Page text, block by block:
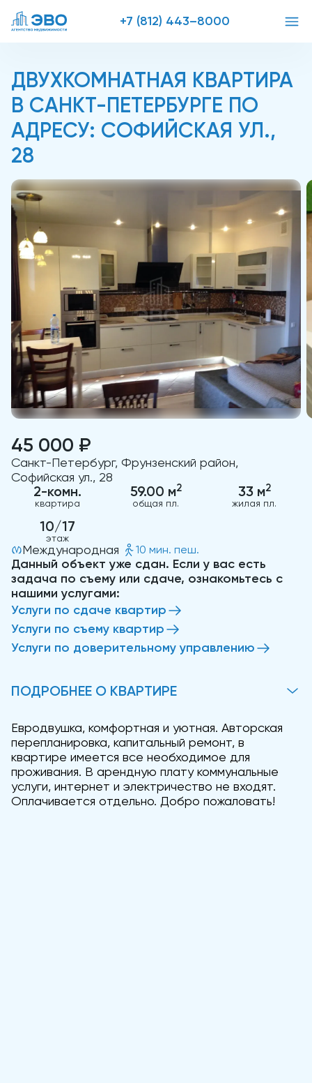
+7 (812) 443–8000
ДВУХКОМНАТНАЯ КВАРТИРА
В САНКТ-ПЕТЕРБУРГЕ ПО
АДРЕСУ: СОФИЙСКАЯ УЛ.,
28
45 000 ₽
Санкт-Петербург, Фрунзенский район,
Софийская ул., 28
2-комн.
квартира
59.00 м2
общая пл.
33 м2
жилая пл.
10/17
этаж
Международная 10 мин. пеш.
Данный объект уже сдан. Если у вас есть
задача по съему или сдаче, ознакомьтесь с
нашими услугами:
Услуги по сдаче квартир
Услуги по съему квартир
Услуги по доверительному управлению
ПОДРОБНЕЕ О КВАРТИРЕ
Евродвушка, комфортная и уютная. Авторская
перепланировка, капитальный ремонт, в
квартире имеется все необходимое для
проживания. В арендную плату коммунальные
услуги, интернет и электричество не входят.
Оплачивается отдельно. Добро пожаловать!